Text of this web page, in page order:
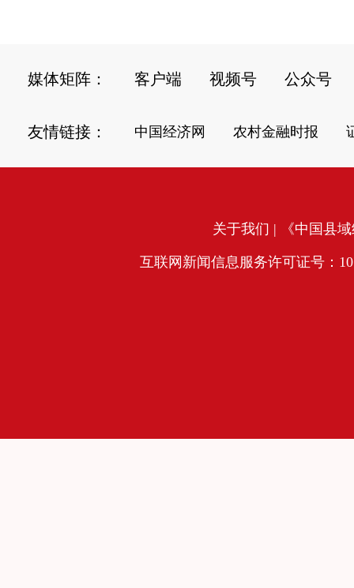
媒体矩阵： 客户端 视频号 公众号
友情链接： 中国经济网 农村金融时报
关于我们 | 《中国县
互联网新闻信息服务许可证号：